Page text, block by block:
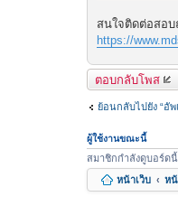
สนใจติดต่อสอ
https://
ตอบกลับโพส
ย้อนกลับไปยัง “อั
ผู้ใช้งานขณะนี้
สมาชิกกำลังดูบอร์ด
หน้าเว็บ
หน้